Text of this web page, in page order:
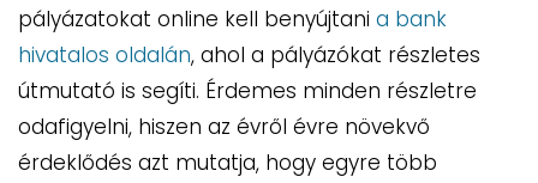
pályázatokat online kell benyújtani a bank
hivatalos oldalán, ahol a pályázókat részletes
útmutató is segíti. Érdemes minden részletre
odafigyelni, hiszen az évről évre növekvő
érdeklődés azt mutatja, hogy egyre több